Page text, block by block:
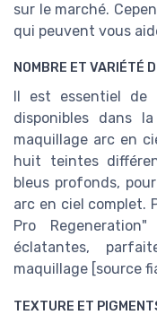
sur le marché.
qui peuvent vous
NOMBRE ET VARIÉTÉ
Il est essentiel de
disponibles dans
maquillage arc en
huit teintes
bleus profonds,
arc en ciel complet.
Pro
éclatantes,
maquillage [source
TEXTURE ET